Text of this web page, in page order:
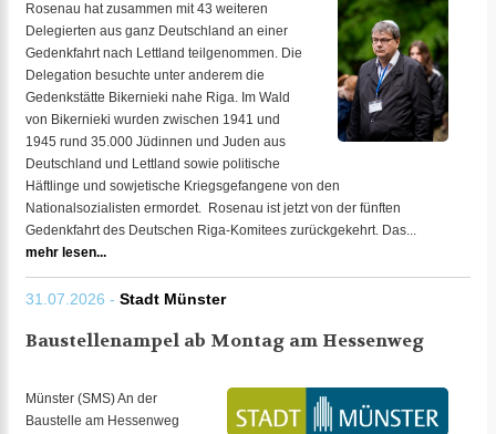
Rosenau hat zusammen mit 43 weiteren
Delegierten aus ganz Deutschland an einer
Gedenkfahrt nach Lettland teilgenommen. Die
Delegation besuchte unter anderem die
Gedenkstätte Bikernieki nahe Riga. Im Wald
von Bikernieki wurden zwischen 1941 und
1945 rund 35.000 Jüdinnen und Juden aus
Deutschland und Lettland sowie politische
Häftlinge und sowjetische Kriegsgefangene von den
Nationalsozialisten ermordet. Rosenau ist jetzt von der fünften
Gedenkfahrt des Deutschen Riga-Komitees zurückgekehrt. Das...
mehr lesen...
31.07.2026 - Stadt Münster
Baustellenampel ab Montag am Hessenweg
Münster (SMS) An der
Baustelle am Hessenweg